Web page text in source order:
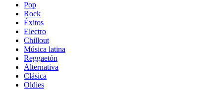
Pop
Rock
Éxitos
Electro
Chillout
Música latina
Reggaetón
Alternativa
Clásica
Oldies